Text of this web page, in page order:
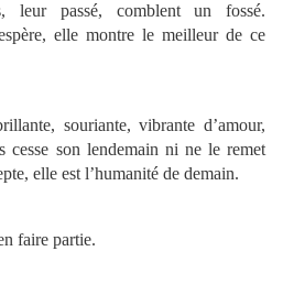
leur passé, comblent un fossé.
elle montre le meilleur de ce
souriante, vibrante d’amour,
cesse son lendemain ni ne le remet
elle est l’humanité de demain.
faire partie.